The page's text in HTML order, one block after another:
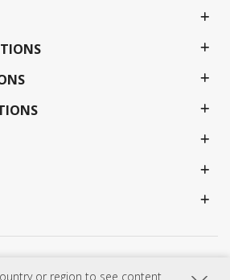
or region to see content